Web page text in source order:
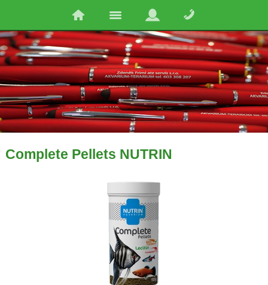
Complete Pellets NUTRIN